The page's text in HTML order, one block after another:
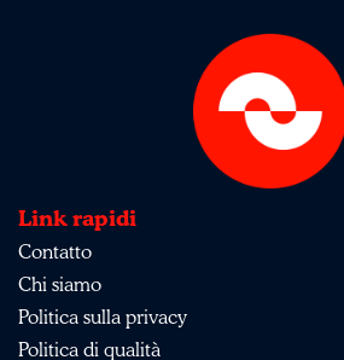
Link rapidi
Contatto
Chi siamo
Politica sulla privacy
Politica di qualità